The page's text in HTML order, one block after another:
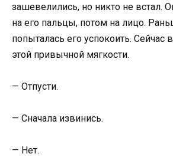
зашевелились, но никто не встал.
на его пальцы, потом на лицо.
попыталась его успокоить. Сейчас
этой привычной мягкости.
— Отпусти.
— Сначала извинись.
— Нет.